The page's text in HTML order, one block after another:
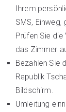
Ihrem
SMS, Einweg,
Prüfen Sie
das Zimmer
Bezahlen Sie
Republik
Bildschirm.
Umleitung